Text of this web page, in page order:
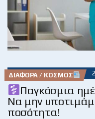
ΔΙΆΦΟΡΑ / ΚΌΣΜΟΣ
Παγκόσμια
Να μην
ποσότητα!